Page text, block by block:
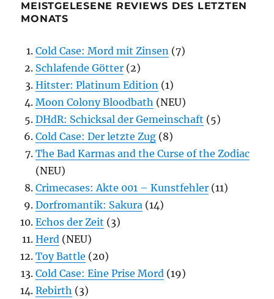
MEISTGELESENE REVIEWS DES LETZTEN
MONATS
Cold Case: Mord mit Zinsen (7)
Schlafende Götter (2)
Hitster: Platinum Edition (1)
Moon Colony Bloodbath (NEU)
DHdR: Schicksal der Gemeinschaft (5)
Cold Case: Der letzte Zug (8)
The Bad Karmas and the Curse of the Zodiac
(NEU)
Crimecases: Akte 001 – Kunstfehler (11)
Dorfromantik: Sakura (14)
Echos der Zeit (3)
Herd (NEU)
Toy Battle (20)
Cold Case: Eine Prise Mord (19)
Rebirth (3)